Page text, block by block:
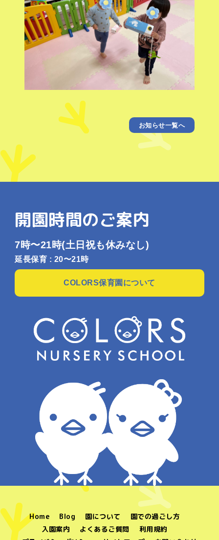
お知らせ一覧へ
開園時間のご案内
7時〜21時(土日祝も休みなし)
延長保育 : 20〜21時
COLORS保育園について
Home Blog 園について
園での過ごし方
入園案内
よくあるご質問
利用規約